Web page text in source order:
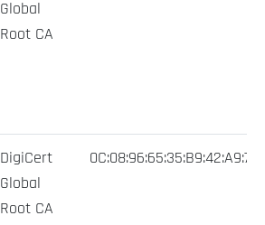
Global
Root CA
DigiCert
Global
Root CA